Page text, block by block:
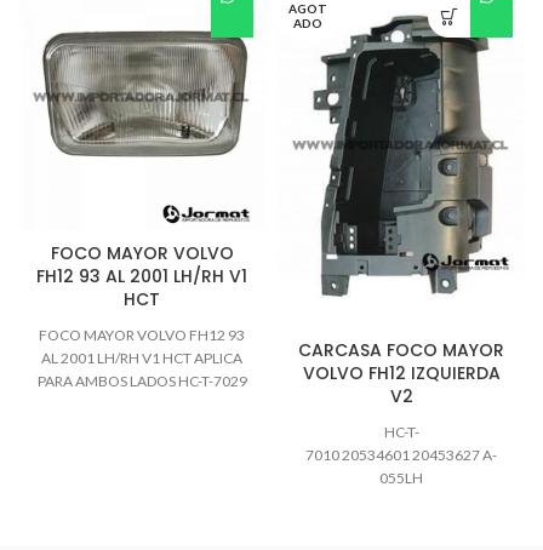
FOCO MAYOR VOLVO
FH12 93 AL 2001 LH/RH V1
HCT
FOCO MAYOR VOLVO FH12 93
AL 2001 LH/RH V1 HCT APLICA
PARA AMBOS LADOS HC-T-7029
AGOT
ADO
CARCASA FOCO MAYOR
VOLVO FH12 IZQUIERDA
V2
HC-T-
7010 20534601 20453627 A-
055LH